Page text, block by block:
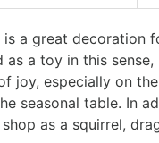
a great decoration
a toy in this
joy, especially on
seasonal table. In
as a squirrel,